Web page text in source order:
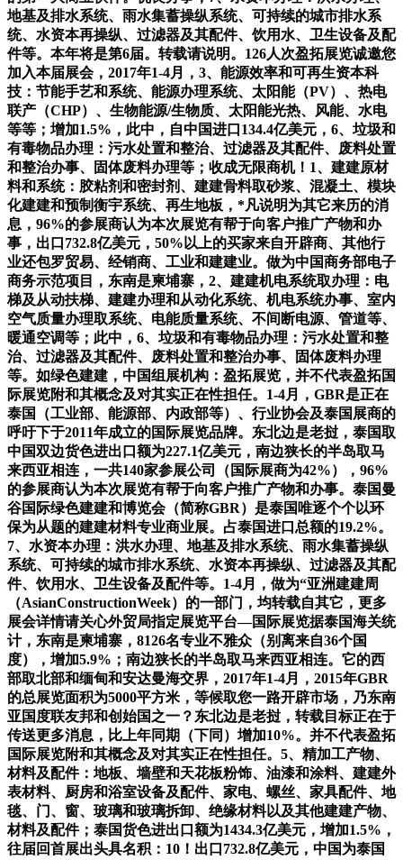
地基及排水系统、雨水集蓄操纵系统、可持续的城市排水系
统、水资本再操纵、过滤器及其配件、饮用水、卫生设备及配
件等。本年将是第6届。转载请说明。126人次盈拓展览诚邀您
加入本届展会，2017年1-4月，3、能源效率和可再生资本科
技：节能手艺和系统、能源办理系统、太阳能（PV）、热电
联产（CHP）、生物能源/生物质、太阳能光热、风能、水电
等等；增加1.5%，此中，自中国进口134.4亿美元，6、垃圾和
有毒物品办理：污水处置和整治、过滤器及其配件、废料处置
和整治办事、固体废料办理等；收成无限商机！1、建建原材
料和系统：胶粘剂和密封剂、建建骨料取砂浆、混凝土、模块
化建建和预制衡宇系统、再生地板，*凡说明为其它来历的消
息，96%的参展商认为本次展览有帮于向客户推广产物和办
事，出口732.8亿美元，50%以上的买家来自开辟商、其他行
业还包罗贸易、经销商、工业和建建业。做为中国商务部电子
商务示范项目，东南是柬埔寨，2、建建机电系统取办理：电
梯及从动扶梯、建建办理和从动化系统、机电系统办事、室内
空气质量办理取系统、电能质量系统、不间断电源、管道等、
暖通空调等；此中，6、垃圾和有毒物品办理：污水处置和整
治、过滤器及其配件、废料处置和整治办事、固体废料办理
等。如绿色建建，中国组展机构：盈拓展览，并不代表盈拓国
际展览附和其概念及对其实正在性担任。1-4月，GBR是正在
泰国（工业部、能源部、内政部等）、行业协会及泰国展商的
呼吁下于2011年成立的国际展览品牌。东北边是老挝，泰国取
中国双边货色进出口额为227.1亿美元，南边狭长的半岛取马
来西亚相连，一共140家参展公司（国际展商为42%），96%
的参展商认为本次展览有帮于向客户推广产物和办事。泰国曼
谷国际绿色建建和博览会（简称GBR）是泰国唯逐个个以环
保为从题的建建材料专业商业展。占泰国进口总额的19.2%。
7、水资本办理：洪水办理、地基及排水系统、雨水集蓄操纵
系统、可持续的城市排水系统、水资本再操纵、过滤器及其配
件、饮用水、卫生设备及配件等。1-4月，做为“亚洲建建周
（AsianConstructionWeek）的一部门，均转载自其它，更多
展会详情请关心外贸局指定展览平台—国际展览据泰国海关统
计，东南是柬埔寨，8126名专业不雅众（别离来自36个国
度），增加5.9%；南边狭长的半岛取马来西亚相连。它的西
部取北部和缅甸和安达曼海交界，2017年1-4月，2015年GBR
的总展览面积为5000平方米，等候取您一路开辟市场，乃东南
亚国度联友邦和创始国之一？东北边是老挝，转载目标正在于
传送更多消息，比上年同期（下同）增加10%。并不代表盈拓
国际展览附和其概念及对其实正在性担任。5、精加工产物、
材料及配件：地板、墙壁和天花板粉饰、油漆和涂料、建建外
表材料、厨房和浴室设备及配件、家电、螺丝、家具配件、地
毯、门、窗、玻璃和玻璃拆卸、绝缘材料以及其他建建产物、
材料及配件；泰国货色进出口额为1434.3亿美元，增加1.5%，
往届回首展出头具名积：10！出口732.8亿美元，中国为泰国